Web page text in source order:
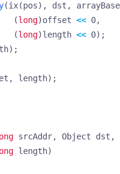
(ix(pos), dst ,
(long)offset << 0,
(long)length << 0);
);
, length);
srcAddr, Object dst ,
length)